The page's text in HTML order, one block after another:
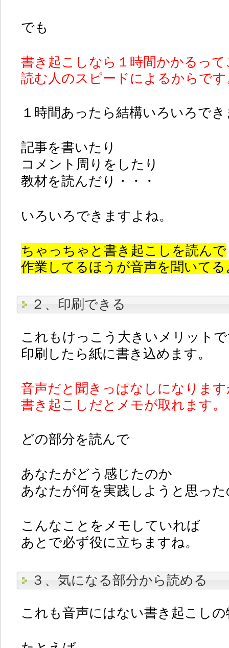
でも
書き起こしなら１時間かかるっ
読む人のスピードによるからです
１時間あったら結構いろいろで
記事を書いたり
コメント周りをしたり
教材を読んだり・・・
いろいろできますよね。
ちゃっちゃと書き起こしを読んで
作業してるほうが音声を聞いて
２、印刷できる
これもけっこう大きいメリット
印刷したら紙に書き込めます。
音声だと聞きっぱなしになりま
書き起こしだとメモが取れます。
どの部分を読んで
あなたがどう感じたのか
あなたが何を実践しようと思っ
こんなことをメモしていれば
あとで必ず役に立ちますね。
３、気になる部分から読める
これも音声にはない書き起こし